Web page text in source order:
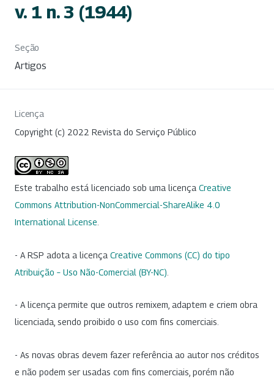
v. 1 n. 3 (1944)
Seção
Artigos
Licença
Copyright (c) 2022 Revista do Serviço Público
Este trabalho está licenciado sob uma licença Creative
Commons Attribution-NonCommercial-ShareAlike 4.0
International License
- A RSP adota a licença Creative Commons (CC) do tipo
Atribuição – Uso Não-Comercial (BY-NC)
- A licença permite que outros remixem, adaptem e criem obra
licenciada, sendo proibido o uso com fins comerciais.
- As novas obras devem fazer referência ao autor nos créditos
e não podem ser usadas com fins comerciais, porém não